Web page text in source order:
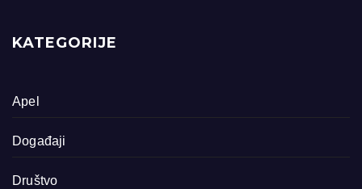
KATEGORIJE
Apel
Događaji
Društvo